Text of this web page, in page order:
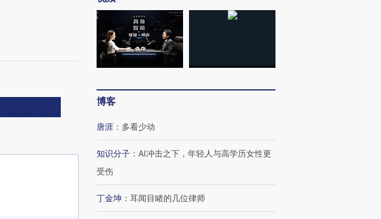
博客
唐涯 ： 多看少动
知识分子 ： AI冲击之下，年轻人与高学历女性更
受伤
丁金坤 ： 耳闻目睹的几位律师